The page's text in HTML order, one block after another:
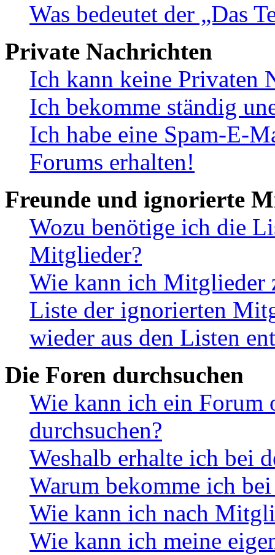
Was bedeutet der „Das
Private Nachrichten
Ich kann keine Privaten
Ich bekomme ständig
Ich habe eine Spam-E-
Forums erhalten!
Freunde und ignorierte
Wozu benötige ich die
Mitglieder?
Wie kann ich Mitglieder
Liste der ignorierten
wieder aus den Listen
Die Foren durchsuchen
Wie kann ich ein Forum
durchsuchen?
Weshalb erhalte ich bei
Warum bekomme ich
Wie kann ich nach
Wie kann ich meine